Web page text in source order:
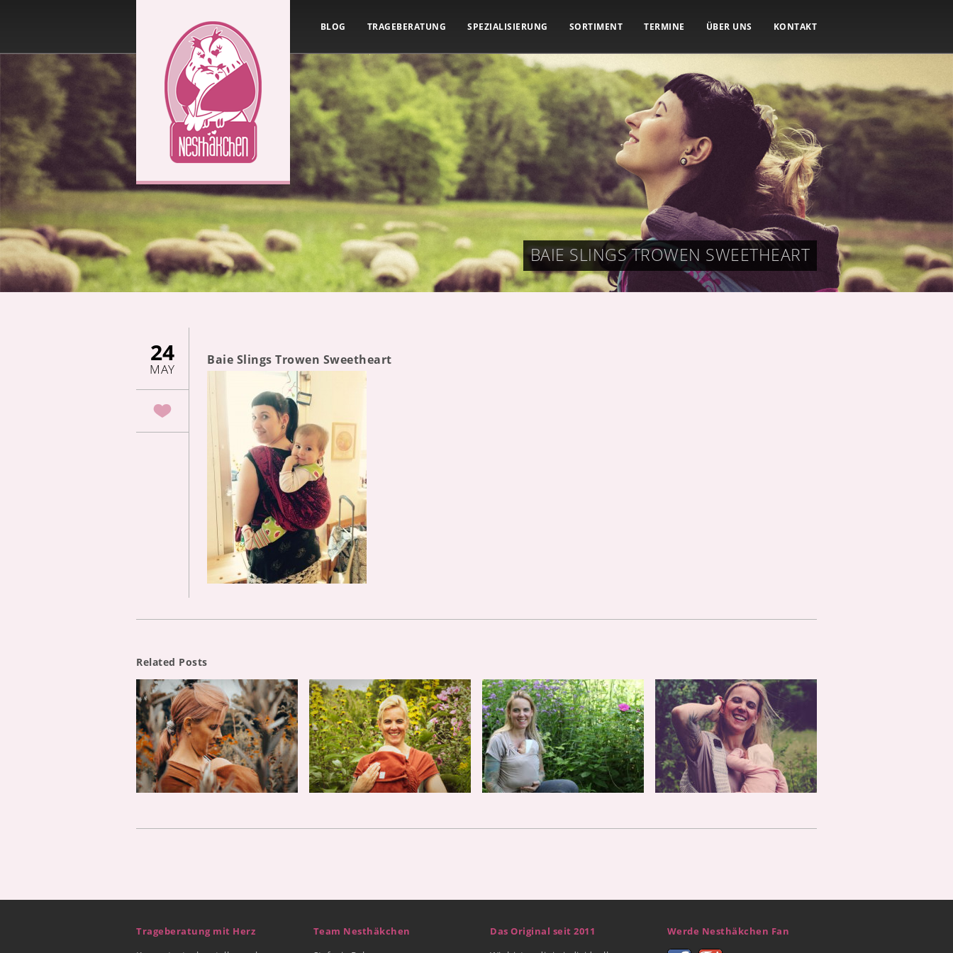
BLOG TRAGEBERATUNG SPEZIALISIERUNG SORTIMENT TERMINE ÜBER UNS KONTAKT
BAIE SLINGS TROWEN SWEETHEART
24
MAY
Baie Slings Trowen Sweetheart
Related Posts
Trageberatung mit Herz
Team Nesthäkchen
Das Original seit 2011
Werde Nesthäkchen Fan